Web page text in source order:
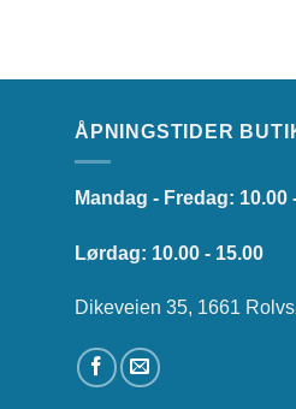
ÅPNINGSTIDER
Mandag - Fredag: 10.00
Lørdag: 10.00 - 15.00
Dikeveien 35, 1661